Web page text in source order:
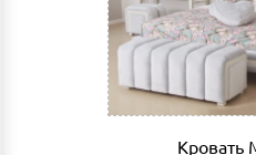
Сборка мебели
совершении заказа в
фиксированной- 3% от
Дата доставки, выгрузки и
индивидуально.
Кровать